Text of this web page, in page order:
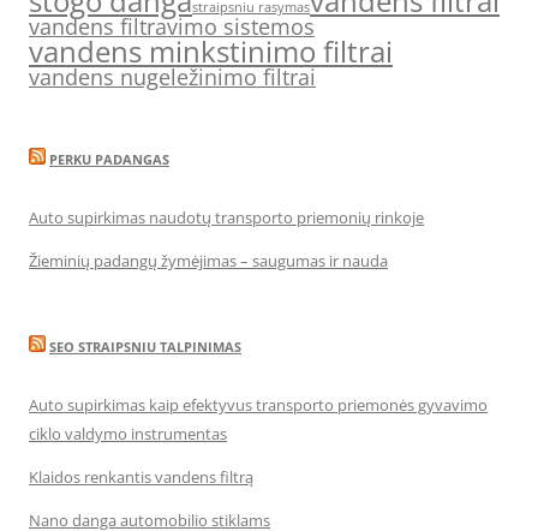
straipsniu rasymas
vandens filtravimo sistemos
vandens minkstinimo filtrai
vandens nugeležinimo filtrai
PERKU PADANGAS
Auto supirkimas naudotų transporto priemonių rinkoje
Žieminių padangų žymėjimas – saugumas ir nauda
SEO STRAIPSNIU TALPINIMAS
Auto supirkimas kaip efektyvus transporto priemonės gyvavimo
ciklo valdymo instrumentas
Klaidos renkantis vandens filtrą
Nano danga automobilio stiklams